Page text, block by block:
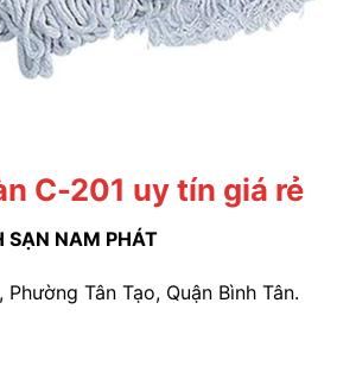
C-201 uy tín giá rẻ
SẠN NAM PHÁT
Tân Tạo, Quận Bình Tân.